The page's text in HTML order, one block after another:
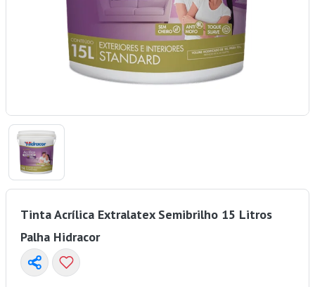
Tinta Acrílica Extralatex Semibrilho 15 Litros
Palha Hidracor